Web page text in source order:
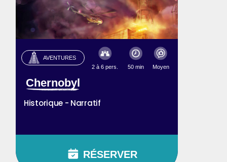
AVENTURES
2 à 6 pers.
50 min Moyen
Chernobyl
Historique - Narratif
RÉSERVER